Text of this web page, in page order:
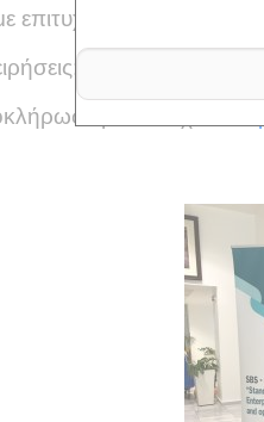
επιτυχία η ημερίδα
Προκλήσεις και
με επιτυχία το